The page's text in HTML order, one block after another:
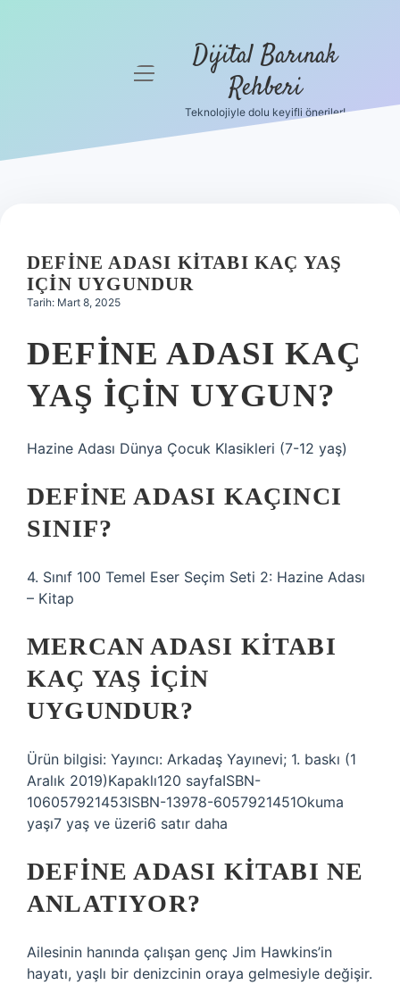
Hakkımızda
menüyü
Dijital Barınak
Rehberi
Teknolojiyle dolu keyifli öneriler!
DEFINE ADASI KITABI KAÇ YAŞ
IÇIN UYGUNDUR
Tarih: Mart 8, 2025
DEFINE ADASI KAÇ
YAŞ IÇIN UYGUN?
Hazine Adası Dünya Çocuk Klasikleri (7-12 yaş)
DEFINE ADASI KAÇINCI
SINIF?
4. Sınıf 100 Temel Eser Seçim Seti 2: Hazine Adası
– Kitap
MERCAN ADASI KITABI
KAÇ YAŞ IÇIN
UYGUNDUR?
Ürün bilgisi: Yayıncı: Arkadaş Yayınevi; 1. baskı (1
Aralık 2019)Kapaklı‎120 sayfaISBN-
10‎6057921453ISBN-13‎978-6057921451Okuma
yaşı‎7 yaş ve üzeri6 satır daha
DEFINE ADASI KITABI NE
ANLATIYOR?
Ailesinin hanında çalışan genç Jim Hawkins’in
hayatı, yaşlı bir denizcinin oraya gelmesiyle değişir.